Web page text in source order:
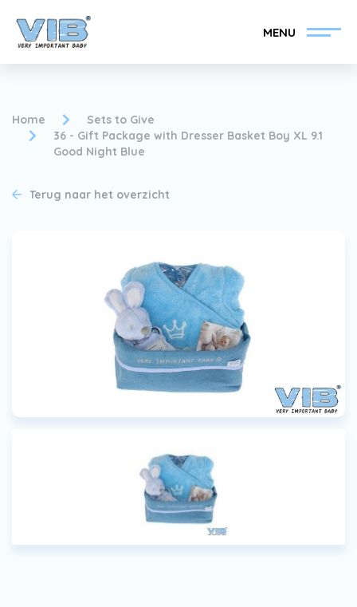
MENU
Vind uw VIB®-Dealer
VIB®-Dealer worden
Home
Sets to Give
36 - Gift Package with Dresser Basket Boy XL 9.1
Good Night Blue
Terug naar het overzicht